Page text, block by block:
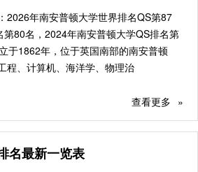
2026年南安普顿大学世界排名QS第87
80名，2024年南安普顿大学QS排名第
于1862年，位于英国南部的南安普顿
程、计算机、海洋学、物理治
查看更多 »
名最新一览表